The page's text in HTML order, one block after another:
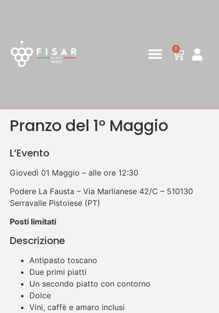
0
Pranzo del 1° Maggio
L’Evento
Giovedì 01 Maggio – alle ore 12:30
Podere La Fausta – Via Marlianese 42/C – 510130
Serravalle Pistoiese (PT)
Posti limitati
Descrizione
Antipasto toscano
Due primi piatti
Un secondo piatto con contorno
Dolce
Vini, caffè e amaro inclusi